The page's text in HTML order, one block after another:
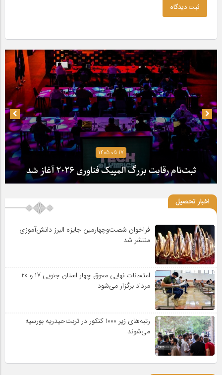
ثبت دیدگاه
1405-05-17
ثبت‌نام رقابت بزرگ المپیک فناوری ۲۰۲۶ آغاز شد
اخبار تحصیل
فراخوان شصت‌وچهارمین جایزه البرز دانش‌آموزی
منتشر شد
امتحانات نهایی معوق چهار استان جنوبی 17 و 20
مرداد برگزار می‌شود
رتبه‌های زیر ۱۰۰۰ کنکور در تربت‌حیدریه بورسیه
می‌شوند